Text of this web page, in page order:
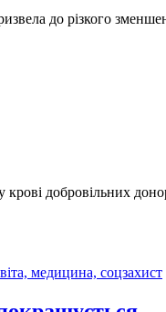
до різкого
добровільних
медицина, соцзахист